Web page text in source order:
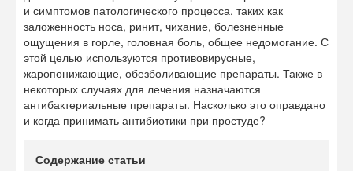
и симптомов патологического процесса, таких как
заложенность носа, ринит, чихание, болезненные
ощущения в горле, головная боль, общее недомогание. С
этой целью используются противовирусные,
жаропонижающие, обезболивающие препараты. Также в
некоторых случаях для лечения назначаются
антибактериальные препараты. Насколько это оправдано
и когда принимать антибиотики при простуде?
Содержание статьи